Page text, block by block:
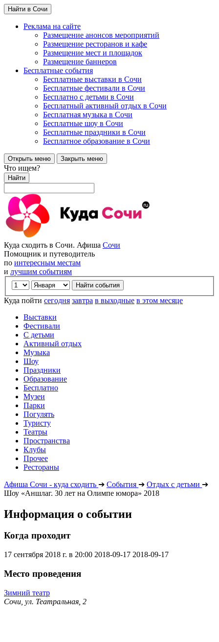
Найти в Сочи
Реклама на сайте
Размещение анонсов мероприятий
Размещение ресторанов и кафе
Размещение мест и площадок
Размещение баннеров
Бесплатные события
Бесплатные выставки в Сочи
Бесплатные фестивали в Сочи
Бесплатно с детьми в Сочи
Бесплатный активный отдых в Сочи
Бесплатная музыка в Сочи
Бесплатные шоу в Сочи
Бесплатные праздники в Сочи
Бесплатное образование в Сочи
Открыть меню Закрыть меню
Что ищем?
Найти
Куда сходить в Сочи. Афиша Сочи
Помощник и путеводитель
по интересным местам
и лучшим событиям
Куда пойти сегодня завтра в выходные в этом месяце
Выставки
Фестивали
С детьми
Активный отдых
Музыка
Шоу
Праздники
Образование
Бесплатно
Музеи
Парки
Погулять
Туристу
Театры
Пространства
Клубы
Прочее
Рестораны
Афиша Сочи - куда сходить ➔ События ➔ Отдых с детьми ➔
Шоу «Аншлаг. 30 лет на Олимпе юмора» 2018
Информация о событии
Когда проходит
17 сентября 2018 г. в 20:00 2018-09-17 2018-09-17
Место проведения
Зимний театр
Сочи, ул. Театральная, 2